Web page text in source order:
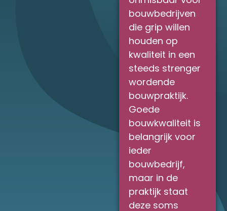
bouwbedrijven
die grip willen
houden op
kwaliteit in een
steeds strenger
wordende
bouwpraktijk.
Goede
bouwkwaliteit is
belangrijk voor
ieder
bouwbedrijf,
maar in de
praktijk staat
deze soms